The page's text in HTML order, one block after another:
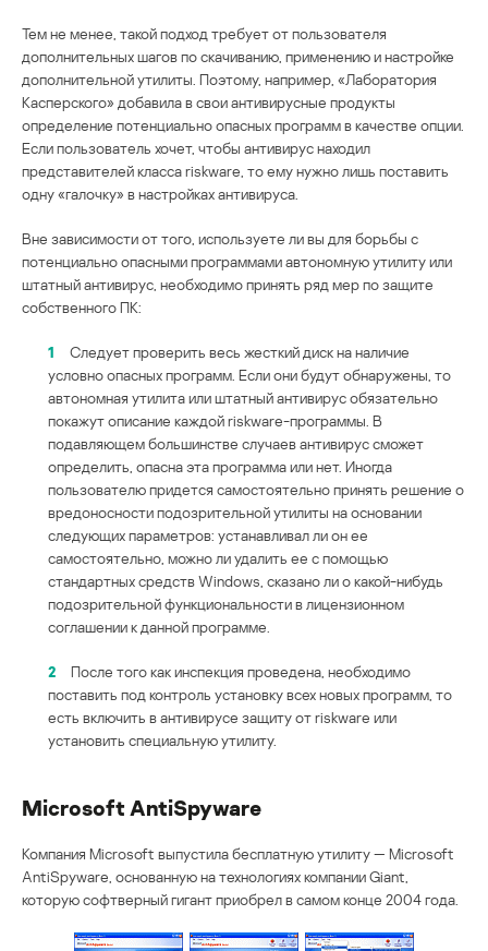
Тем не менее, такой подход требует от пользователя
дополнительных шагов по скачиванию, применению и настройке
дополнительной утилиты. Поэтому, например, «Лаборатория
Касперского» добавила в свои антивирусные продукты
определение потенциально опасных программ в качестве опции.
Если пользователь хочет, чтобы антивирус находил
представителей класса riskware, то ему нужно лишь поставить
одну «галочку» в настройках антивируса.
Вне зависимости от того, используете ли вы для борьбы с
потенциально опасными программами автономную утилиту или
штатный антивирус, необходимо принять ряд мер по защите
собственного ПК:
1
Следует проверить весь жесткий диск на наличие
условно опасных программ. Если они будут обнаружены, то
автономная утилита или штатный антивирус обязательно
покажут описание каждой riskware-программы. В
подавляющем большинстве случаев антивирус сможет
определить, опасна эта программа или нет. Иногда
пользователю придется самостоятельно принять решение о
вредоносности подозрительной утилиты на основании
следующих параметров: устанавливал ли он ее
самостоятельно, можно ли удалить ее с помощью
стандартных средств Windows, сказано ли о какой-нибудь
подозрительной функциональности в лицензионном
соглашении к данной программе.
2
После того как инспекция проведена, необходимо
поставить под контроль установку всех новых программ, то
есть включить в антивирусе защиту от riskware или
установить специальную утилиту.
Microsoft AntiSpyware
Компания Microsoft выпустила бесплатную утилиту — Microsoft
AntiSpyware, основанную на технологиях компании Giant,
которую софтверный гигант приобрел в самом конце 2004 года.